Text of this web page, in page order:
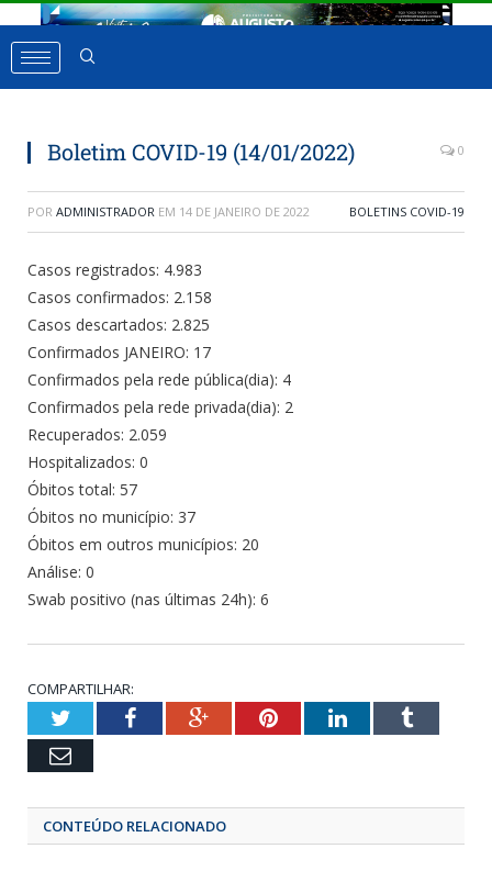
Boletim COVID-19 (14/01/2022) 0
POR ADMINISTRADOR EM 14 DE JANEIRO DE 2022 BOLETINS COVID-19
Casos registrados: 4.983
Casos confirmados: 2.158
Casos descartados: 2.825
Confirmados JANEIRO: 17
Confirmados pela rede pública(dia): 4
Confirmados pela rede privada(dia): 2
Recuperados: 2.059
Hospitalizados: 0
Óbitos total: 57
Óbitos no município: 37
Óbitos em outros municípios: 20
Análise: 0
Swab positivo (nas últimas 24h): 6
COMPARTILHAR:
TwitterFacebookGoogle+Pinterest
LinkedIn
Email
CONTEÚDO RELACIONADO